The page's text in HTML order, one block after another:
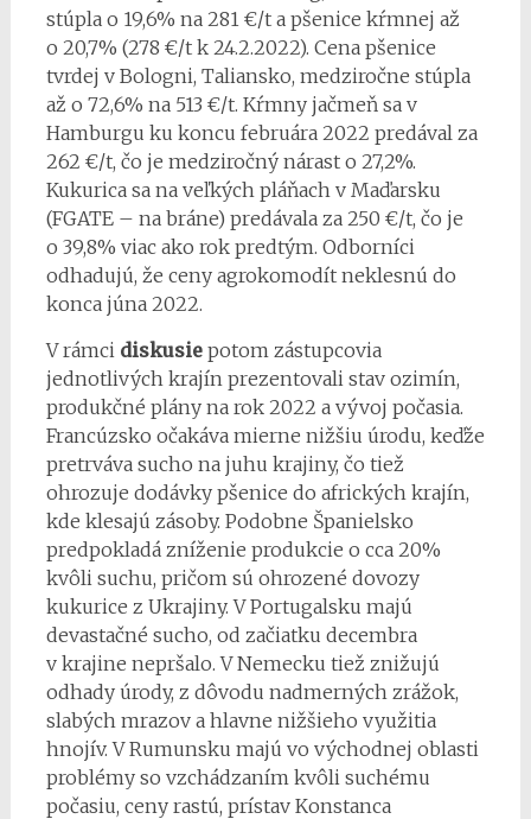
stúpla o 19,6% na 281 €/t a pšenice kŕmnej až
o 20,7% (278 €/t k 24.2.2022). Cena pšenice
tvrdej v Bologni, Taliansko, medziročne stúpla
až o 72,6% na 513 €/t. Kŕmny jačmeň sa v
Hamburgu ku koncu februára 2022 predával za
262 €/t, čo je medziročný nárast o 27,2%.
Kukurica sa na veľkých pláňach v Maďarsku
(FGATE – na bráne) predávala za 250 €/t, čo je
o 39,8% viac ako rok predtým. Odborníci
odhadujú, že ceny agrokomodít neklesnú do
konca júna 2022.
V rámci diskusiepotom zástupcovia
jednotlivých krajín prezentovali stav ozimín,
produkčné plány na rok 2022 a vývoj počasia.
Francúzsko očakáva mierne nižšiu úrodu, keďže
pretrváva sucho na juhu krajiny, čo tiež
ohrozuje dodávky pšenice do afrických krajín,
kde klesajú zásoby. Podobne Španielsko
predpokladá zníženie produkcie o cca 20%
kvôli suchu, pričom sú ohrozené dovozy
kukurice z Ukrajiny. V Portugalsku majú
devastačné sucho, od začiatku decembra
v krajine nepršalo. V Nemecku tiež znižujú
odhady úrody, z dôvodu nadmerných zrážok,
slabých mrazov a hlavne nižšieho využitia
hnojív. V Rumunsku majú vo východnej oblasti
problémy so vzchádzaním kvôli suchému
počasiu, ceny rastú, prístav Konstanca